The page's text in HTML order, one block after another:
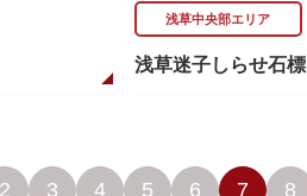
浅草中央部エリア
浅草迷子しらせ石標
2 3 4 5 6 7 8